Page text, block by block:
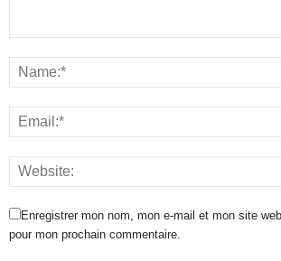
Enregistrer mon nom, mon e-mail et mon site
pour mon prochain commentaire.